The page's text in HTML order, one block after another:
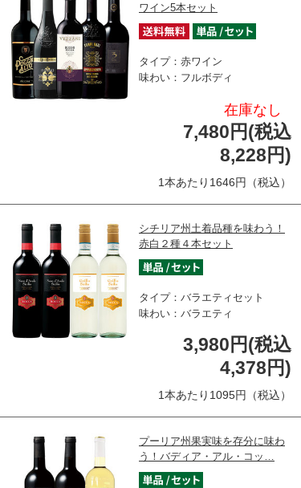
ワイン5本セット
タイプ：赤ワイン
味わい：フルボディ
在庫なし
7,480円(税込
8,228円)
1本あたり1646円（税込）
シチリア州土着品種を味わう！
赤白２種４本セット
タイプ：バラエティセット
味わい：バラエティ
3,980円(税込
4,378円)
1本あたり1095円（税込）
プーリア州果実味を存分に味わ
う！バディア・アル・コッ…